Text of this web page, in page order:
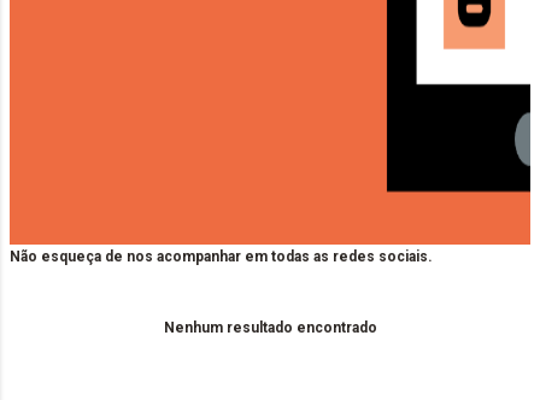
Não esqueça de nos acompanhar em todas as redes sociais.
Nenhum resultado encontrado